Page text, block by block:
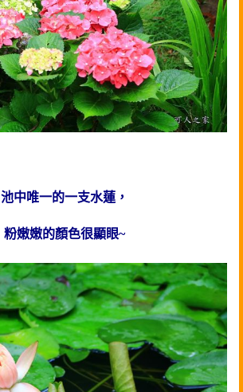
池中唯一的一支水蓮，
粉嫩嫩的顏色很顯眼~